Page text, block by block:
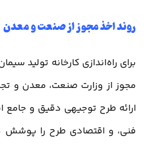
روند اخذ مجوز از صنعت و معدن
برای راه‌اندازی کارخانه تولید
مجوز از وزارت صنعت، معدن و
ارائه طرح توجیهی دقیق و جامع
فنی، و اقتصادی طرح را